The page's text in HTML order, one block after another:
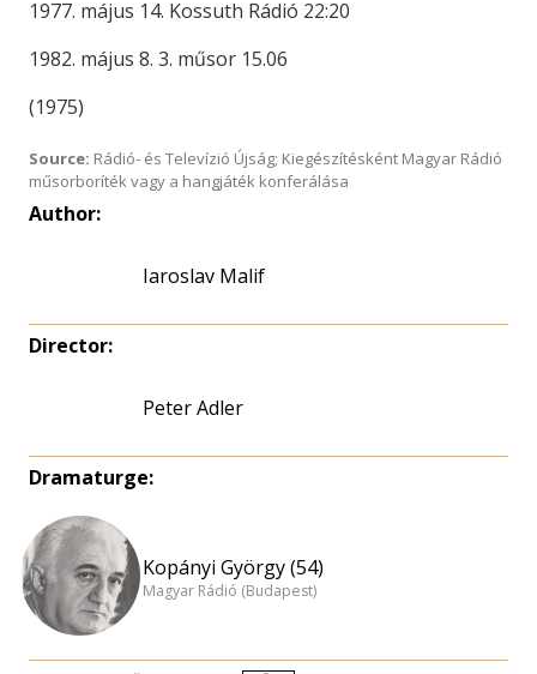
1977. május 14. Kossuth Rádió 22:20
1982. május 8. 3. műsor 15.06
(1975)
Source: Rádió- és Televízió Újság; Kiegészítésként Magyar Rádió
műsorboríték vagy a hangjáték konferálása
Author:
Iaroslav Malif
Director:
Peter Adler
Dramaturge:
Kopányi György (54)
Magyar Rádió (Budapest)